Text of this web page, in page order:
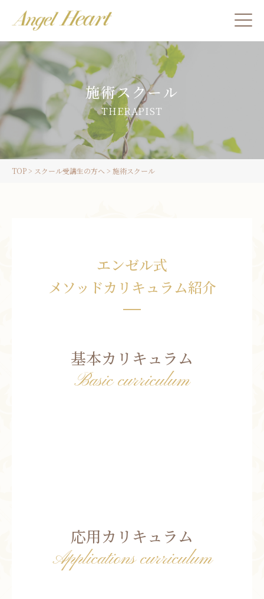
施術をご希望の方
カウンセリングをご希望の方へ
スクール受講生の方へ
お問い合わせ
施術スクール
THERAPIST
TOP> スクール受講生の方へ> 施術スクール
エンゼル式
メソッドカリキュラム紹介
基本カリキュラム
Basic curriculum
応用カリキュラム
Applications curriculum